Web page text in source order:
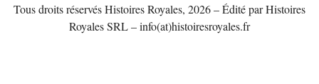
Tous droits réservés Histoires Royales, 2026 – Édité par Histoires
Royales SRL – info(at)histoiresroyales.fr